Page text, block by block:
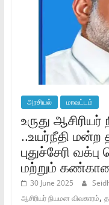
அரசியல் மாவட்டம்
உருது
..உயர்நீதி மன்ற
புதுச்சேரி
மற்றும்
30 June 2025
ஆசிரியர் நியமன விவகாரம்,